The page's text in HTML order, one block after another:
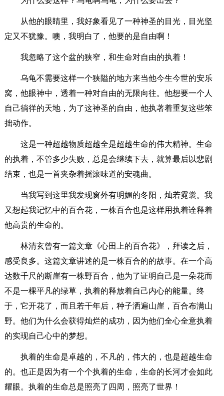
从他的眼睛里，我好象看见了一种神圣的目光，目光坚
定又不犹豫。噢，我明白了，他要的是自由啊！
我忽略了这个盆的狭窄，和生命对自由的执着！
乌龟不需要这样一个狭隘的地方来当他今生今世的安乐
窝，他眼神中，透着一种对自由的无限向往。他想要一个人
自己徜徉的天地，为了这神圣的自由，他执著着重复这些笨
拙动作。
这是一种超越物质超越全是超越生命的伟大精神。生命
的执着，不管多少失败，总是会继续下去，就算最后以悲剧
结束，也是一首夹杂着摇滚味道的安魂曲。
当我写到这里我发现窗外有明媚的冬阳，灿若霓裳。我
又想起我记忆中的百合花，一株百合也是这样用执着诠释着
他高贵的生命的。
林清玄曾有一篇文章《心田上的百合花》，拜读之后，
感受良多。这篇文章讲述的是一株百合的的故事。在一个高
达数千尺的断崖有一株野百合，他为了证明自己是一朵花而
不是一棵平凡的绿草，执着的释放着自己内心的能量。终
于，它开花了，而且若干年后，种子洒遍山崖，百合布满山
野。他们为什么会获得灿烂的成功，因为他们全心全意执着
的实现自己心中的梦想。
执着的生命是卓越的，不凡的，伟大的，也是超越生命
的。也正是因为有一个个执着的生命，生命的长河才会如此
耀眼。执着的生命总是照亮了四周，照亮了世界！